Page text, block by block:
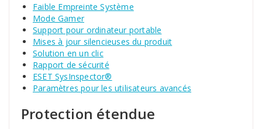
Faible Empreinte Système
Mode Gamer
Support pour ordinateur portable
Mises à jour silencieuses du produit
Solution en un clic
Rapport de sécurité
ESET SysInspector®
Paramètres pour les utilisateurs avancés
Protection étendue